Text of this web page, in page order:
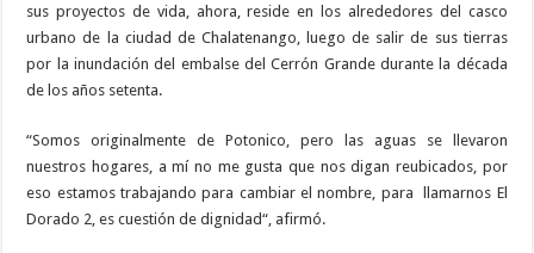
sus proyectos de vida, ahora, reside en los alrededores del casco
urbano de la ciudad de Chalatenango, luego de salir de sus tierras
por la inundación del embalse del Cerrón Grande durante la década
de los años setenta.
“Somos originalmente de Potonico, pero las aguas se llevaron
nuestros hogares, a mí no me gusta que nos digan reubicados, por
eso estamos trabajando para cambiar el nombre, para
llamarnos El
Dorado 2, es cuestión de dignidad“, afirmó.